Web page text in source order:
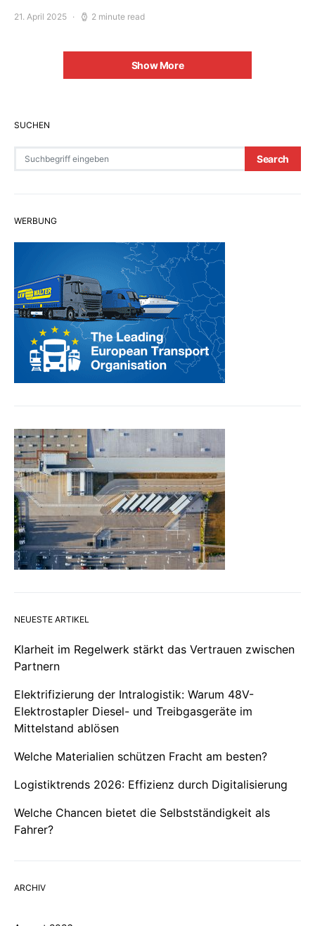
21. April 2025 2 minute read
Show More
SUCHEN
Search
WERBUNG
NEUESTE ARTIKEL
Klarheit im Regelwerk stärkt das Vertrauen zwischen
Partnern
Elektrifizierung der Intralogistik: Warum 48V-
Elektrostapler Diesel- und Treibgasgeräte im
Mittelstand ablösen
Welche Materialien schützen Fracht am besten?
Logistiktrends 2026: Effizienz durch Digitalisierung
Welche Chancen bietet die Selbstständigkeit als
Fahrer?
ARCHIV